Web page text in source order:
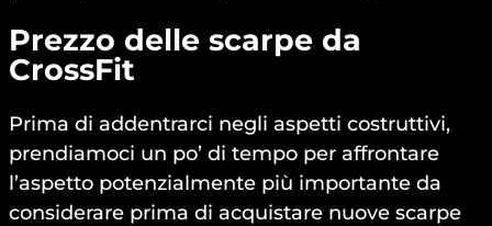
Prezzo delle scarpe da
CrossFit
Prima di addentrarci negli aspetti costruttivi,
prendiamoci un po’ di tempo per affrontare
l’aspetto potenzialmente più importante da
considerare prima di acquistare nuove scarpe